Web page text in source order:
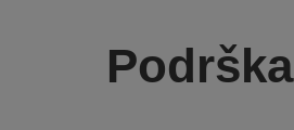
Podrška